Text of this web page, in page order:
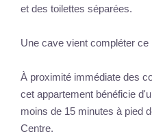
et des toilettes séparées.
Une cave vient compléter ce
À proximité immédiate des
cet appartement bénéficie
moins de 15 minutes à pied
Centre.